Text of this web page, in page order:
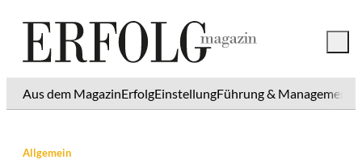
Aus dem MagazinErfolgEinstellungFührung & Management
Allgemein